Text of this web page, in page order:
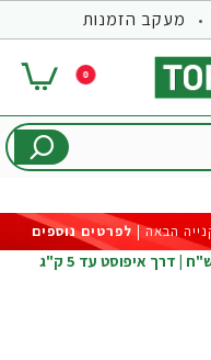
מעקב הזמנות
0
לפרטים נוספים